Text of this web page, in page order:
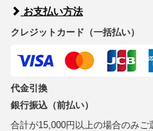
お支払い方法
クレジットカード（一括払い）
代金引換
銀行振込（前払い）
合計が15,000円以上の場合のみご